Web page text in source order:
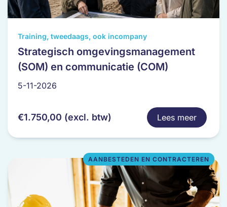
Training, tweedaags, ook incompany
Strategisch omgevingsmanagement
(SOM) en communicatie (COM)
5-11-2026
€1.750,00 (excl. btw) Lees meer
Dit
product
heeft
meerdere
variaties.
kan
productpagina
AANBESTEDEN EN CONTRACTEREN